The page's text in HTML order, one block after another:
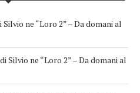
ne “Loro 2” – Da domani al
Silvio ne “Loro 2” – Da domani al